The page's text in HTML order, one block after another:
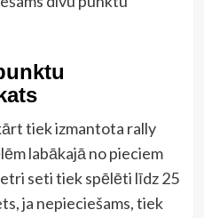
tiek izmantota rally
labākajā no pieciem
seti tiek spēlēti līdz 25
ja nepieciešams, tiek